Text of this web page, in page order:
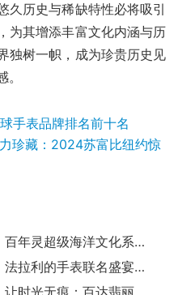
久历史与稀缺特性必将吸引
为其增添丰富文化内涵与历
独树一帜，成为珍贵历史见
手表品牌排名前十名
珍藏：2024苏富比纽约惊
百年灵超级海洋文化系列：焕新升级，演绎海洋风尚
法拉利的手表联名盛宴——你知道有哪些吗？